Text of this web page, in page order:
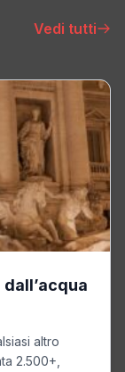
Vedi tutti
altro
2.500+,